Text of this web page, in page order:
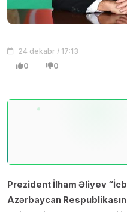
24 dekabr / 17:13
0 0
Prezident İlham Əliyev
Azərbaycan